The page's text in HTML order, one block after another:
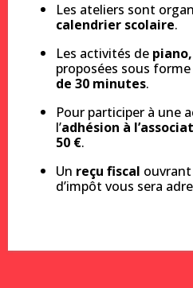
Les ateliers sont
calendrier scolaire.
Les activités de
proposées sous
de 30 minutes.
Pour participer à une
l’adhésion à
50 €.
Un reçu fiscal
d’impôt vous sera